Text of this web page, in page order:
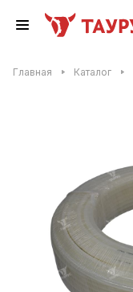
Главная Каталог